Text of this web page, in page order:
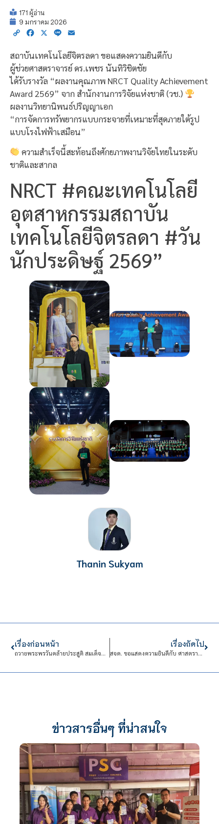
171 ผู้อ่าน
9 มกราคม 2026
Copy Facebook
X Line
สถาบันเทคโนโลยีจิตรลดา ขอแสดงความยินดีกับ
ผู้ช่วยศาสตราจารย์ ดร.เพชร นันทิวิชิตชัย
ได้รับรางวัล “ผลงานคุณภาพ NRCT Quality Achievement
Award 2569” จาก สำนักงานการวิจัยแห่งชาติ (วช.)
ผลงานวิทยานิพนธ์ปริญญาเอก
“การจัดการทรัพยากรแบบกระจายที่เหมาะที่สุดภายใต้รูป
แบบโรงไฟฟ้าเสมือน”
ความสำเร็จนี้สะท้อนถึงศักยภาพงานวิจัยไทยในระดับ
ชาติและสากล
NRCT #คณะเทคโนโลยี
อุตสาหกรรมสถาบัน
เทคโนโลยีจิตรลดา #วัน
นักประดิษฐ์ 2569”
Thanin Sukyam
เรื่องก่อนหน้า
ถวายพระพรวันคล้ายประสูติ สมเด็จพระเจ้าลูกเธอ เจ้าฟ้าสิริวัณณวรี นารีรัตนราชกัญญา หน้าพระฉายาลักษณ์สมเด็จพระเจ้าลูกเธอ เจ้าฟ้าสิริวัณณวรี นารีรัตนราชกัญญา
เรื่องถัดไป
สจด. ขอแสดงความยินดีกับ ศาสตราจารย์ ดร.วิไลศ รังสาดทอง ได้รับการยกย่องเชิดชูเกียรติให้เป็น นักวิจัยดีเด่นแห่งชาติ ประจำปี 2569
ข่าวสารอื่นๆ ที่น่าสนใจ